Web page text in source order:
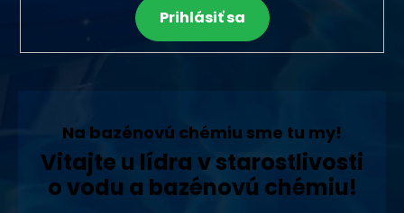
Prihlásiť sa
Na bazénovú chémiu sme tu my!
Vitajte u lídra v starostlivosti
o vodu a bazénovú chémiu!